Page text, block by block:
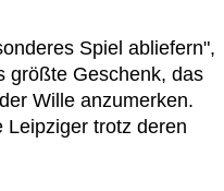
Spiel abliefern",
größte Geschenk, das
Wille anzumerken.
Leipziger trotz deren